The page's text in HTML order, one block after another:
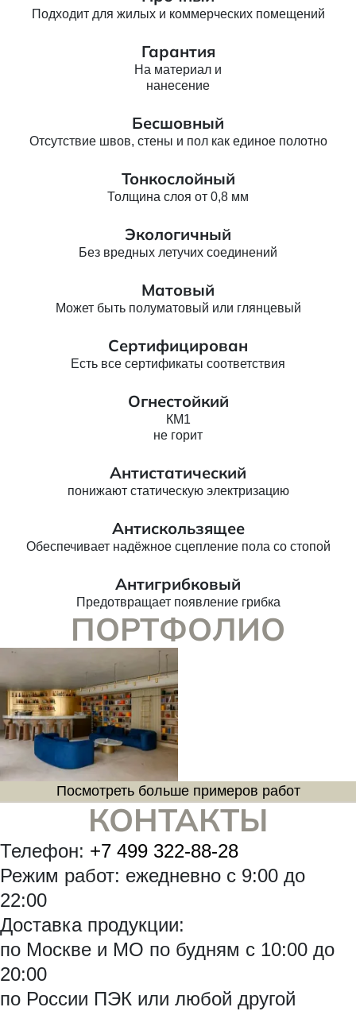
Подходит для жилых и коммерческих помещений
Гарантия
На материал и
нанесение
Бесшовный
Отсутствие швов, стены и пол как единое полотно
Тонкослойный
Толщина слоя от 0,8 мм
Экологичный
Без вредных летучих соединений
Матовый
Может быть полуматовый или глянцевый
Сертифицирован
Есть все сертификаты соответствия
Огнестойкий
КМ1
не горит
Антистатический
понижают статическую электризацию
Антискользящее
Обеспечивает надёжное сцепление пола со стопой
Антигрибковый
Предотвращает появление грибка
ПОРТФОЛИО
Посмотреть больше примеров работ
КОНТАКТЫ
Телефон: +7 499 322-88-28
Режим работ: ежедневно с 9:00 до
22:00
Доставка продукции:
по Москве и МО по будням с 10:00 до
20:00
по России ПЭК или любой другой